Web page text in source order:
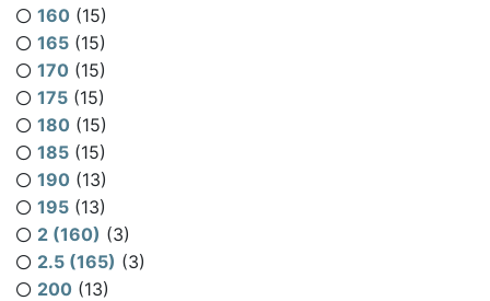
160 (15)
165 (15)
170 (15)
175 (15)
180 (15)
185 (15)
190 (13)
195 (13)
2 (160) (3)
2.5 (165) (3)
200 (13)